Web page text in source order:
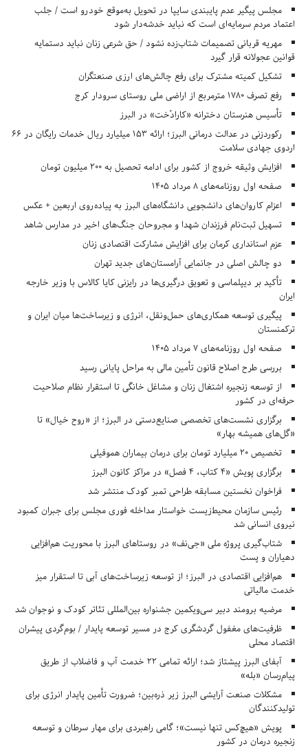
مجلس پیگیر عدم پایبندی سایپا در تحویل به‌موقع خودرو است / جلب
اعتماد مردم سرمایه‌ای است که نباید خدشه‌دار شود
مهریه قربانی تصمیمات شتاب‌زده نشود / حق شرعی زنان نباید دستمایه
قوانین عجولانه قرار گیرد
تشکیل کمیته مشترک برای رفع چالش‌های ارزی صنعتگران
رفع تصرف ۱۷۸۰ مترمربع از اراضی ملی روستای سرودار کرج
تأسیس هنرستان دخترانه «کارادُخت» در البرز
رکوردزنی در عدالت درمانی البرز؛ ارائه ۱۵۳ میلیارد ریال خدمات رایگان در ۶۶
اردوی جهادی سلامت
افزایش وثیقه خروج از کشور برای ادامه تحصیل به ۲۰۰ میلیون تومان
صفحه اول روزنامه‌های 8 مرداد 1405
اعزام کاروان‌های دانشجویی دانشگاه‌های البرز به پیاده‌روی اربعین + عکس
تسهیل ثبت‌نام فرزندان شهدا و مجروحان جنگ‌های اخیر در مدارس شاهد
عزم استانداری کرمان برای افزایش مشارکت اقتصادی زنان
دو چالش اصلی در جانمایی آرامستان‌های جدید تهران
تأکید بر دیپلماسی و تعویق درگیری‌ها در رایزنی کایا کالاس با وزیر خارجه
ایران
پیگیری توسعه همکاری‌های حمل‌ونقل، انرژی و زیرساخت‌ها میان ایران و
ترکمنستان
صفحه اول روزنامه‌های 7 مرداد 1405
بررسی طرح اصلاح قانون تأمین مالی به مراحل پایانی رسید
از توسعه زنجیره اشتغال زنان و مشاغل خانگی تا استقرار نظام صلاحیت
حرفه‌ای در کشور
برگزاری نشست‌های تخصصی صنایع‌دستی در البرز؛ از «روح خیال» تا
«گل‌های همیشه بهار»
تخصیص ۲۰ میلیارد تومان برای درمان بیماران هموفیلی
برگزاری پویش «۴ کتاب، ۴ فصل» در مراکز کانون البرز
فراخوان نخستین مسابقه طراحی تمبر کودک منتشر شد
رئیس سازمان محیط‌زیست خواستار مداخله فوری مجلس برای جبران کمبود
نیروی انسانی شد
شتاب‌گیری پروژه ملی «جی‌نف» در روستاهای البرز با محوریت هم‌افزایی
دهیاران و پست
هم‌افزایی اقتصادی در البرز؛ از توسعه زیرساخت‌های آبی تا استقرار میز
خدمت مالیاتی
مرضیه برومند دبیر سی‌ویکمین جشنواره بین‌المللی تئاتر کودک و نوجوان شد
ظرفیت‌های مغفول گردشگری کرج در مسیر توسعه پایدار / بوم‌گردی پیشران
اقتصاد محلی
آبفای البرز پیشتاز شد؛ ارائه تمامی ۲۲ خدمت آب و فاضلاب از طریق
پیام‌رسان «بله»
مشکلات صنعت آرایشی البرز زیر ذره‌بین؛ ضرورت تأمین پایدار انرژی برای
تولیدکنندگان
پویش «هیچ‌کس تنها نیست»؛ گامی راهبردی برای مهار سرطان و توسعه
زنجیره درمان در کشور